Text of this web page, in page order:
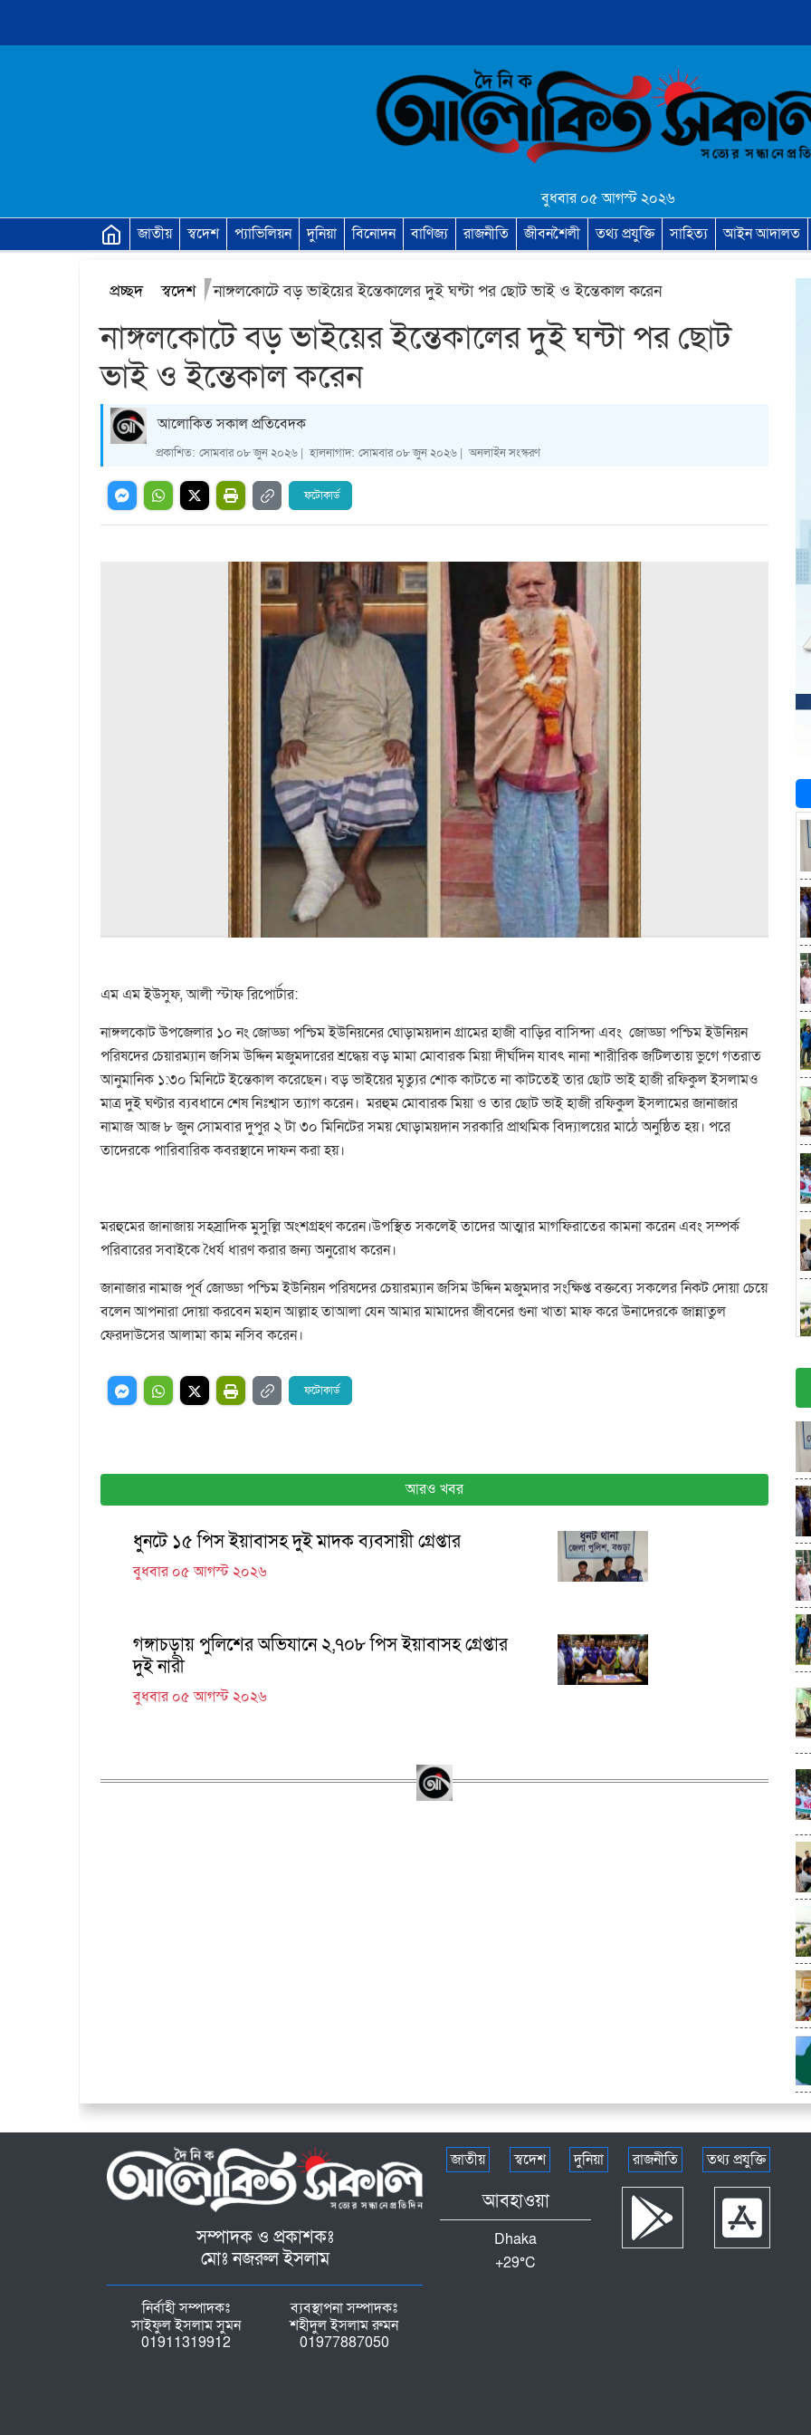
বুধবার ০৫ আগস্ট ২০২৬
জাতীয়
স্বদেশ প্যাভিলিয়ন দুনিয়া বিনোদন বাণিজ্য রাজনীতি জীবনশৈলী তথ্য প্রযুক্তি সাহিত্য আইন আদালত
প্রচ্ছদ স্বদেশ নাঙ্গলকোটে বড় ভাইয়ের ইন্তেকালের দুই ঘন্টা পর ছোট ভাই ও ইন্তেকাল করেন
নাঙ্গলকোটে বড় ভাইয়ের ইন্তেকালের দুই ঘন্টা পর ছোট
ভাই ও ইন্তেকাল করেন
আলোকিত সকাল প্রতিবেদক
প্রকাশিত: সোমবার ০৮ জুন ২০২৬ | হালনাগাদ: সোমবার ০৮ জুন ২০২৬ | অনলাইন সংস্করণ
ফটোকার্ড
এম এম ইউসুফ, আলী স্টাফ রিপোর্টার:
নাঙ্গলকোট উপজেলার ১০ নং জোড্ডা পশ্চিম ইউনিয়নের ঘোড়াময়দান গ্রামের হাজী বাড়ির বাসিন্দা এবং জোড্ডা পশ্চিম ইউনিয়ন
পরিষদের চেয়ারম্যান জসিম উদ্দিন মজুমদারের শ্রদ্ধেয় বড় মামা মোবারক মিয়া দীর্ঘদিন যাবৎ নানা শারীরিক জটিলতায় ভুগে গতরাত
আনুমানিক ১:৩০ মিনিটে ইন্তেকাল করেছেন। বড় ভাইয়ের মৃত্যুর শোক কাটতে না কাটতেই তার ছোট ভাই হাজী রফিকুল ইসলামও
মাত্র দুই ঘণ্টার ব্যবধানে শেষ নিঃশ্বাস ত্যাগ করেন। মরহুম মোবারক মিয়া ও তার ছোট ভাই হাজী রফিকুল ইসলামের জানাজার
নামাজ আজ ৮ জুন সোমবার দুপুর ২ টা ৩০ মিনিটের সময় ঘোড়াময়দান সরকারি প্রাথমিক বিদ্যালয়ের মাঠে অনুষ্ঠিত হয়। পরে
তাদেরকে পারিবারিক কবরস্থানে দাফন করা হয়।
মরহুমের জানাজায় সহস্রাদিক মুসুল্লি অংশগ্রহণ করেন।উপস্থিত সকলেই তাদের আত্মার মাগফিরাতের কামনা করেন এবং সম্পর্ক
পরিবারের সবাইকে ধৈর্য ধারণ করার জন্য অনুরোধ করেন।
জানাজার নামাজ পূর্ব জোড্ডা পশ্চিম ইউনিয়ন পরিষদের চেয়ারম্যান জসিম উদ্দিন মজুমদার সংক্ষিপ্ত বক্তব্যে সকলের নিকট দোয়া চেয়ে
বলেন আপনারা দোয়া করবেন মহান আল্লাহ তাআলা যেন আমার মামাদের জীবনের গুনা খাতা মাফ করে উনাদেরকে জান্নাতুল
ফেরদাউসের আলামা কাম নসিব করেন।
ফটোকার্ড
আরও খবর
ধুনটে ১৫ পিস ইয়াবাসহ দুই মাদক ব্যবসায়ী গ্রেপ্তার
বুধবার ০৫ আগস্ট ২০২৬
গঙ্গাচড়ায় পুলিশের অভিযানে ২,৭০৮ পিস ইয়াবাসহ গ্রেপ্তার
দুই নারী
বুধবার ০৫ আগস্ট ২০২৬
সম্পাদক ও প্রকাশকঃ
মোঃ নজরুল ইসলাম
নির্বাহী সম্পাদকঃ
সাইফুল ইসলাম সুমন
01911319912
ব্যবস্থাপনা সম্পাদকঃ
শহীদুল ইসলাম রুমন
01977887050
জাতীয় স্বদেশ দুনিয়া রাজনীতি তথ্য প্রযুক্তি
আবহাওয়া
Dhaka
+29°C